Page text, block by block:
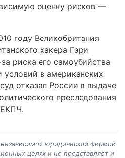
оценку рисков —
году Великобритания
хакера Гэри
риска его самоубийства
условий в американских
отказал России в выдаче
преследования
независимой юридической фирмой
целях и не представляет и